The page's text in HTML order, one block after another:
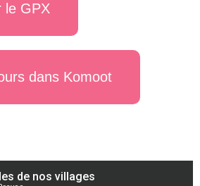
le GPX
dans Komoot